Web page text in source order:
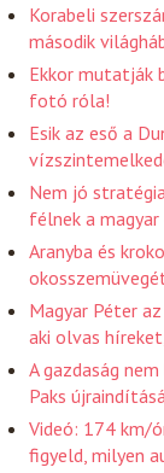
Korabeli
második
Ekkor mutatják
fotó róla!
Esik az eső a
Nem jó
félnek a
Aranyba és
Magyar Péter
aki olvas
A gazdaság
Paks
Videó: 174 km/
figyeld, milyen